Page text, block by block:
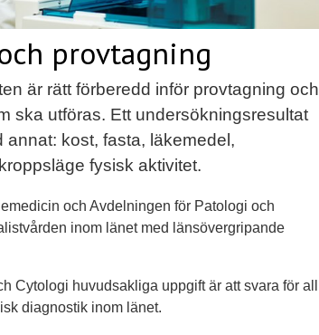
provtagning
är rätt förberedd inför provtagning och
ska utföras. Ett undersökningsresultat
annat: kost, fasta, läkemedel,
fysisk aktivitet.
och Avdelningen för Patologi och
inom länet med länsövergripande
Cytologi huvudsakliga uppgift är att svara för all
diagnostik inom länet.